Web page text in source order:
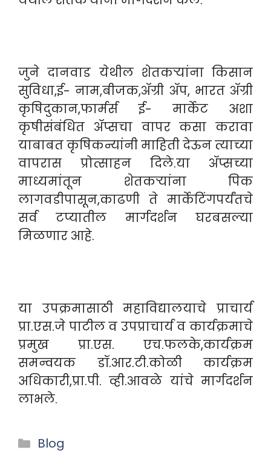
जुने दानवाड येथील शेतकऱ्यांना किसान
सुविधा,ई- नाम,बीजक,ॲग्री ॲप, भारत ॲग्री
कृषिदुकान,फार्मर्स ई- मार्केट अशा
कृषीसंबंधित ॲप्सचा वापर कसा करावा
याबाबत कृषिकन्यांनी माहिती देऊन त्याच्या
वापरास प्रोत्साहन दिले.या ॲप्सच्या
माध्यमांतून शेतकऱ्यांना पिक
लागवडीपासून,काढणी ते मार्केटिंगपर्यंतचे
सर्व टप्यातील मार्गदर्शन घरबसल्या
मिळणार आहे.
या उपक्रमासाठी महाविद्यालयाचे प्राचार्य
प्रा.एस.जे पाटील व उपप्राचार्य व कार्यक्रमाचे
प्रमुख प्रा.एस. एच.फलके,कार्यक्रम
समन्वयक डॉ.आर.टी.कोळी कार्यक्रम
अधिकारी,प्रा.पी. व्ही.आवळे यांचे मार्गदर्शन
लाभले.
Categories
Blog